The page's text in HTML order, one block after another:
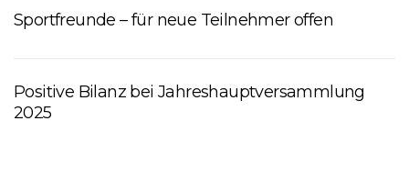
Sportfreunde – für neue Teilnehmer offen
Positive Bilanz bei Jahreshauptversammlung
2025